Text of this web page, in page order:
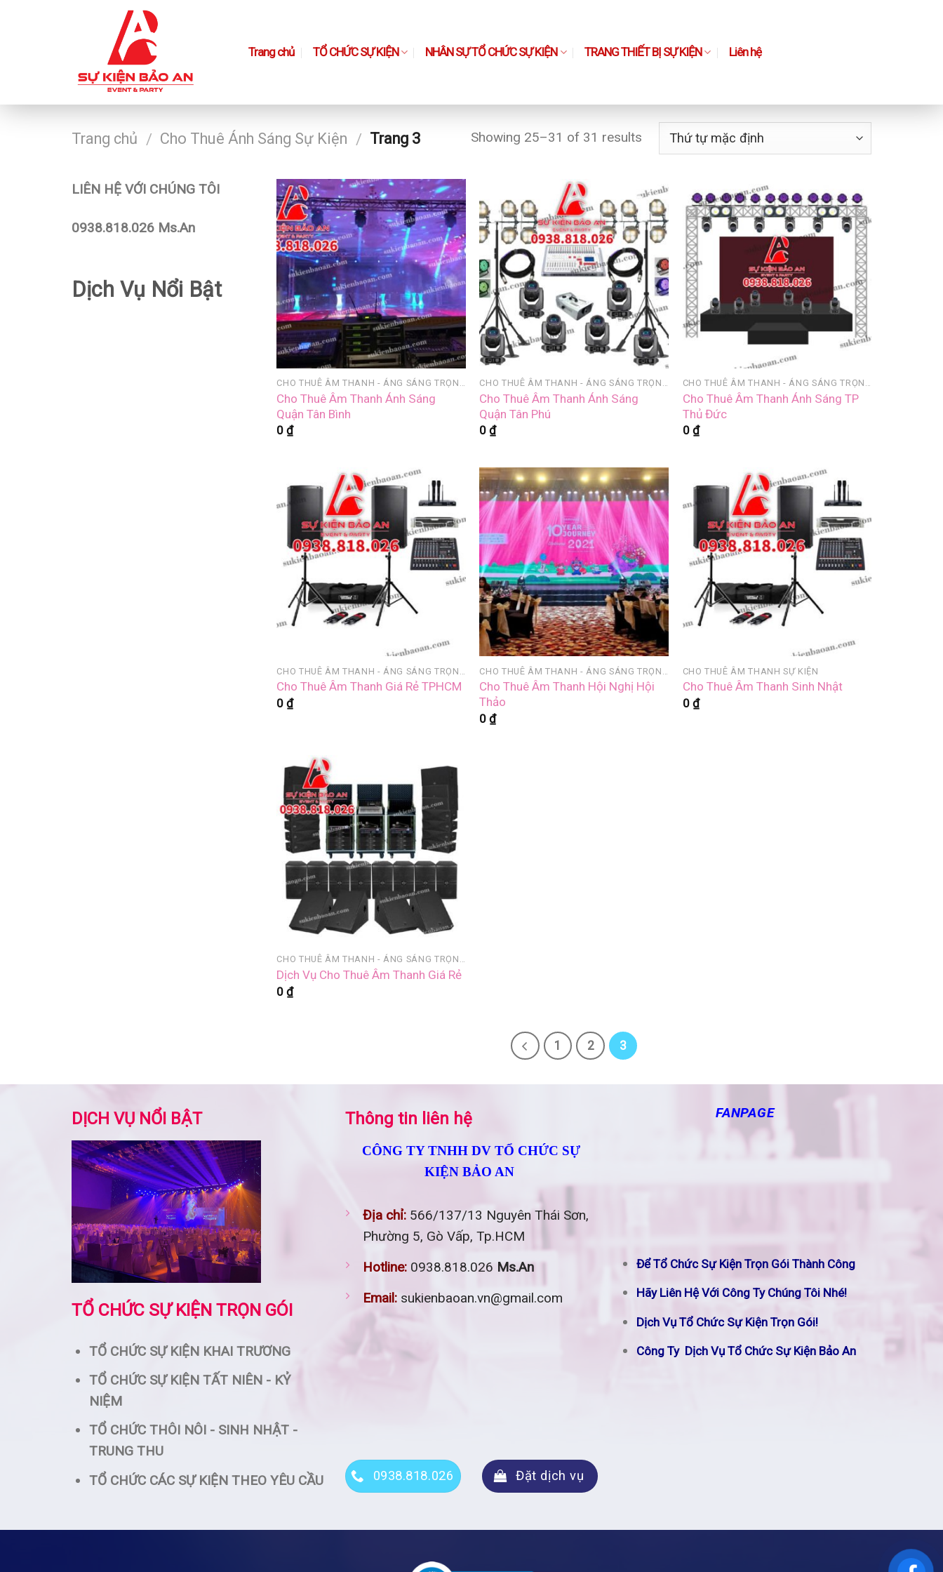
Trang chủ TỔ CHỨC SỰ KIỆN NHÂN SỰ TỔ CHỨC SỰ KIỆN TRANG THIẾT BỊ SỰ KIỆN Liên hệ
Trang chủ / Cho Thuê Ánh Sáng Sự Kiện / Trang 3 Showing 25–31 of 31 results
LIÊN HỆ VỚI CHÚNG TÔI
0938.818.026 Ms.An
Dịch Vụ Nổi Bật
CHO THUÊ ÂM THANH - ÁNG SÁNG TRỌN GÓI
Cho Thuê Âm Thanh Ánh Sáng
Quận Tân Bình
0₫
CHO THUÊ ÂM THANH - ÁNG SÁNG TRỌN GÓI
Cho Thuê Âm Thanh Ánh Sáng
Quận Tân Phú
0₫
CHO THUÊ ÂM THANH - ÁNG SÁNG TRỌN GÓI
Cho Thuê Âm Thanh Ánh Sáng TP
Thủ Đức
0 ₫
Cho Thuê Âm Thanh Giá Rẻ TPHCM
0₫
Cho Thuê Âm Thanh Hội Nghị Hội
Thảo
0₫
CHO THUÊ ÂM THANH SỰ KIỆN
Cho Thuê Âm Thanh Sinh Nhật
0 ₫
CHO THUÊ ÂM THANH - ÁNG SÁNG TRỌN GÓI
Dịch Vụ Cho Thuê Âm Thanh Giá Rẻ
0₫
1 2 3
DỊCH VỤ NỔI BẬT
TỔ CHỨC SỰ KIỆN TRỌN GÓI
TỔ CHỨC SỰ KIỆN KHAI TRƯƠNG
TỔ CHỨC SỰ KIỆN TẤT NIÊN - KỶ
NIỆM
TỔ CHỨC THÔI NÔI - SINH NHẬT -
TRUNG THU
TỔ CHỨC CÁC SỰ KIỆN THEO YÊU CẦU
Thông tin liên hệ
CÔNG TY TNHH DV TỔ CHỨC SỰ
KIỆN BẢO AN
Địa chỉ: 566/137/13 Nguyên Thái Sơn,
Phường 5, Gò Vấp, Tp.HCM
Hotline: 0938.818.026 Ms.An
Email: sukienbaoan.vn@gmail.com
0938.818.026 Đặt dịch vụ
FANPAGE
Để Tổ Chức Sự Kiện Trọn Gói Thành Công
Hãy Liên Hệ Với Công Ty Chúng Tôi Nhé!
Dịch Vụ Tổ Chức Sự Kiện Trọn Gói!
Công Ty Dịch Vụ Tổ Chức Sự Kiện Bảo An